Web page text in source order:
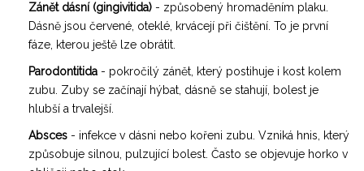
Zánět dásní (gingivitida) - způsobený hromaděním plaku.
Dásně jsou červené, oteklé, krvácejí při čištění. To je první
fáze, kterou ještě lze obrátit.
Parodontitida - pokročilý zánět, který postihuje i kost kolem
zubu. Zuby se začínají hýbat, dásně se stahují, bolest je
hlubší a trvalejší.
Absces - infekce v dásni nebo kořeni zubu. Vzniká hnis, který
způsobuje silnou, pulzující bolest. Často se objevuje horko v